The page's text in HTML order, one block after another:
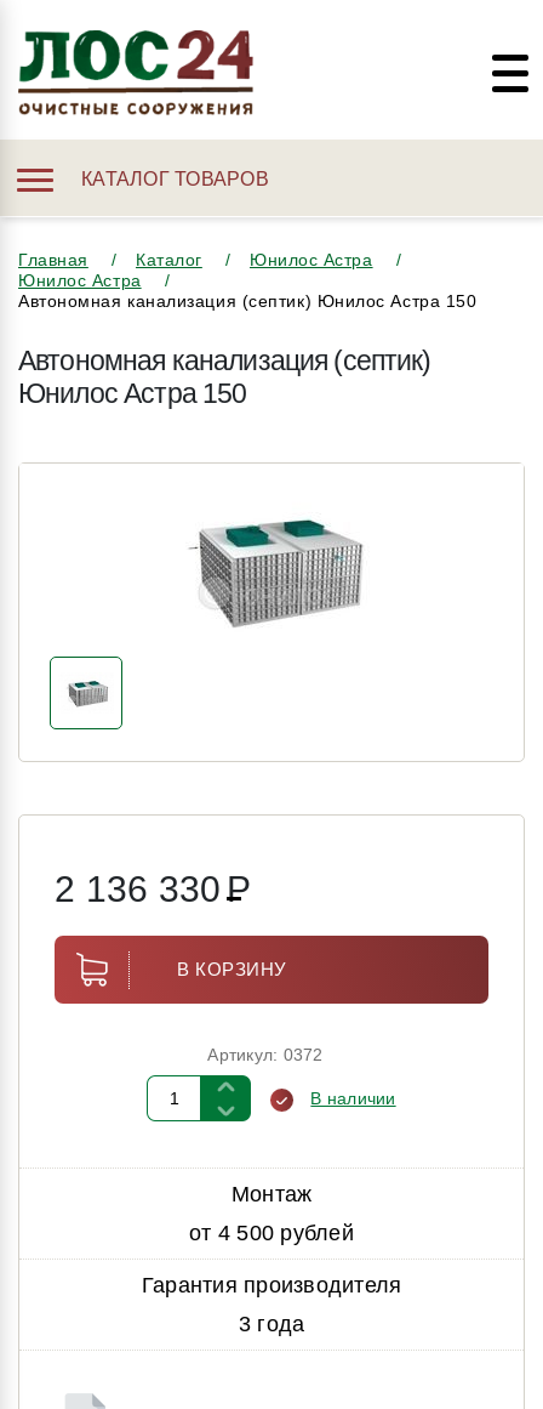
КАТАЛОГ ТОВАРОВ
Главная Каталог
Юнилос Астра
Юнилос Астра
Автономная канализация (септик) Юнилос Астра 150
Автономная канализация (септик)
Юнилос Астра 150
2 136 330Р
В КОРЗИНУ
Артикул: 0372
В наличии
Монтаж
от 4 500 рублей
Гарантия производителя
3 года